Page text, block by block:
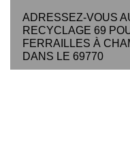
ADRESSEZ-VOUS
RECYCLAGE 69
FERRAILLES À
DANS LE 69770